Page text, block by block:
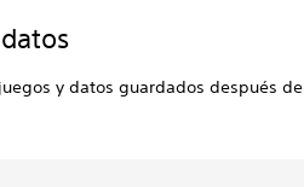
y datos guardados después